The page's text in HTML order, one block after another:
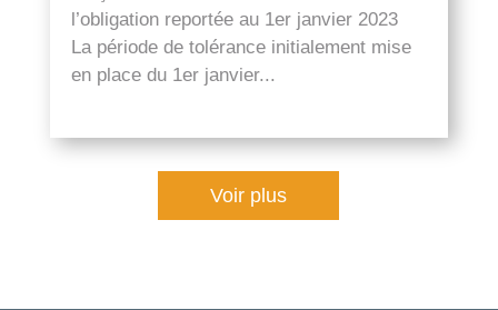
l’obligation reportée au 1er janvier 2023
La période de tolérance initialement mise
en place du 1er janvier...
Voir plus